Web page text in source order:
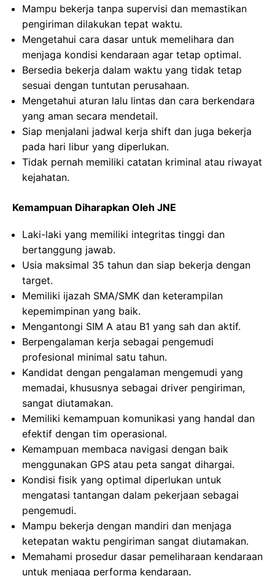
Mampu bekerja tanpa supervisi dan memastikan
pengiriman dilakukan tepat waktu.
Mengetahui cara dasar untuk memelihara dan
menjaga kondisi kendaraan agar tetap optimal.
Bersedia bekerja dalam waktu yang tidak tetap
sesuai dengan tuntutan perusahaan.
Mengetahui aturan lalu lintas dan cara berkendara
yang aman secara mendetail.
Siap menjalani jadwal kerja shift dan juga bekerja
pada hari libur yang diperlukan.
Tidak pernah memiliki catatan kriminal atau riwayat
kejahatan.
Kemampuan Diharapkan Oleh JNE
Laki-laki yang memiliki integritas tinggi dan
bertanggung jawab.
Usia maksimal 35 tahun dan siap bekerja dengan
target.
Memiliki ijazah SMA/SMK dan keterampilan
kepemimpinan yang baik.
Mengantongi SIM A atau B1 yang sah dan aktif.
Berpengalaman kerja sebagai pengemudi
profesional minimal satu tahun.
Kandidat dengan pengalaman mengemudi yang
memadai, khususnya sebagai driver pengiriman,
sangat diutamakan.
Memiliki kemampuan komunikasi yang handal dan
efektif dengan tim operasional.
Kemampuan membaca navigasi dengan baik
menggunakan GPS atau peta sangat dihargai.
Kondisi fisik yang optimal diperlukan untuk
mengatasi tantangan dalam pekerjaan sebagai
pengemudi.
Mampu bekerja dengan mandiri dan menjaga
ketepatan waktu pengiriman sangat diutamakan.
Memahami prosedur dasar pemeliharaan kendaraan
untuk menjaga performa kendaraan.